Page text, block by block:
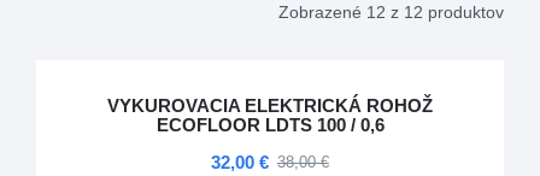
Zobrazené 12 z 12 produktov
VYKUROVACIA ELEKTRICKÁ ROHOŽ
ECOFLOOR LDTS 100 / 0,6
32,00 € 38,00 €